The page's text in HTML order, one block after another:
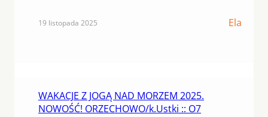
19 listopada 2025 Ela
WAKACJE Z JOGĄ NAD MORZEM 2025.
NOWOŚĆ! ORZECHOWO/k.Ustki :: O7